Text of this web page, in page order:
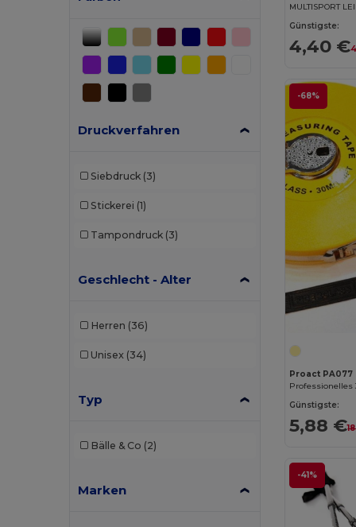
Druckverfahren
Siebdruck (3)
Stickerei (1)
Tampondruck (3)
Geschlecht - Alter
Herren (36)
Unisex (34)
Typ
Bälle & Co (2)
Marken
Günstigste:
4,40 €
-68%
Proact PA077
Günstigste:
5,88 €
-41%